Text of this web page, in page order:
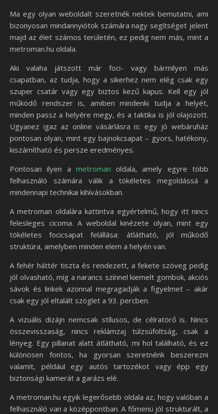
Ma egy olyan weboldalt szeretnék nektek bemutatni, ami
bizonyosan mindannyiótok számára nagy segítséget jelent
majd az élet számos területén, ez pedig nem más, mint a
metroman.hu oldala.
Aki valaha játszott már foci- vagy bármilyen más
csapatban, az tudja, hogy a sikerhez nem elég csak egy
szuper csatár vagy egy biztos kezű kapus. Kell egy jól
működő rendszer is, amiben mindenki tudja a helyét,
minden passz a helyére megy, és a taktika is jól olajozott.
Ugyanez igaz az online vásárlásra is: egy jó webáruház
pontosan olyan, mint egy bajnokcsapat – gyors, hatékony,
kiszámítható és persze eredményes.
Pontosan ilyen a metroman oldala, amely egyre több
felhasználó számára válik a tökéletes megoldássá a
mindennapi technikai kihívásokban.
A metroman oldalára kattintva egyértelmű, hogy itt nincs
felesleges cicoma. A weboldal kinézete olyan, mint egy
tökéletes focicsapat felállása: átlátható, jól működő
struktúra, amelyben minden elem a helyén van.
A fehér háttér tiszta és rendezett, a fekete szöveg pedig
jól olvasható, míg a narancs színnel kiemelt gombok, akciós
sávok és linkek azonnal megragadják a figyelmet – akár
csak egy jól eltalált szöglet a 93. percben.
A vizuális dizájn nemcsak stílusos, de célratörő is. Nincs
összevisszaság, nincs reklámzaj túlzsúfoltság, csak a
lényeg. Egy pillanat alatt átlátható, mi hol található, és ez
különösen fontos, ha gyorsan szeretnénk beszerezni
valamit, például egy autós tartozékot vagy épp egy
biztonsági kamerát a garázs elé.
A metroman.hu egyik legerősebb oldala az, hogy valóban a
felhasználó van a középpontban. A főmenü jól strukturált, a